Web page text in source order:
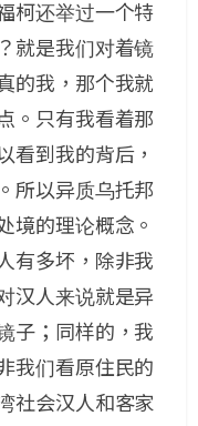
柯还举过一个特
就是我们对着镜
的我，那个我就
。只有我看着那
看到我的背后，
所以异质乌托邦
境的理论概念。
有多坏，除非我
汉人来说就是异
子；同样的，我
我们看原住民的
社会汉人和客家